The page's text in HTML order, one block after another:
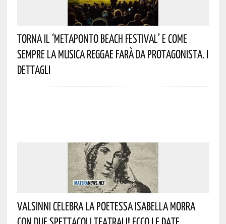
Torna Il ‘Metaponto Beach Festival’ E Come
Sempre La Musica Reggae Farà Da Protagonista. I
Dettagli
Valsinni Celebra La Poetessa Isabella Morra